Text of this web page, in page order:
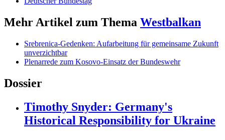
Mehr Artikel zum Thema Westbalkan
Srebrenica-Gedenken: Aufarbeitung für gemeinsame Zukunft
unverzichtbar
Plenarrede zum Kosovo-Einsatz der Bundeswehr
Dossier
Timothy Snyder: Germany's
Historical Responsibility for Ukraine